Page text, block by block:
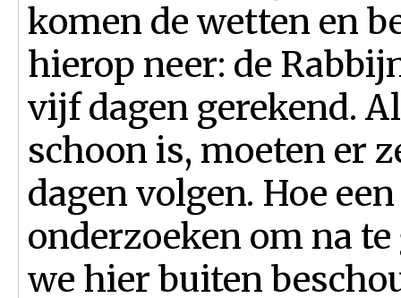
komen de wetten en
hierop neer: de
vijf dagen gerekend.
schoon is, moeten er
dagen volgen. Hoe
onderzoeken om na
we hier buiten